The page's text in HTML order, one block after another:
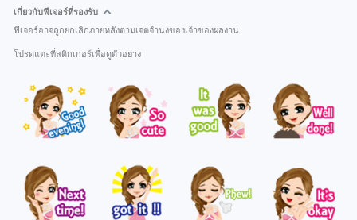
เกี่ยวกับฟีเจอร์ที่รองรับ
ฟีเจอร์อาจถูกยกเลิกภายหลังตามเจตจำนงของเจ้าของผลงาน
โปรดแตะที่สติกเกอร์เพื่อดูตัวอย่าง